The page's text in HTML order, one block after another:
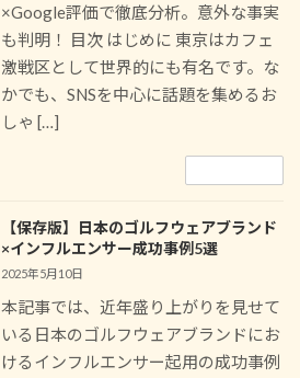
×Google評価で徹底分析。意外な事実
も判明！ 目次 はじめに 東京はカフェ
激戦区として世界的にも有名です。な
かでも、SNSを中心に話題を集めるお
しゃ […]
【保存版】日本のゴルフウェアブランド
×インフルエンサー成功事例5選
2025年5月10日
本記事では、近年盛り上がりを見せて
いる日本のゴルフウェアブランドにお
けるインフルエンサー起用の成功事例